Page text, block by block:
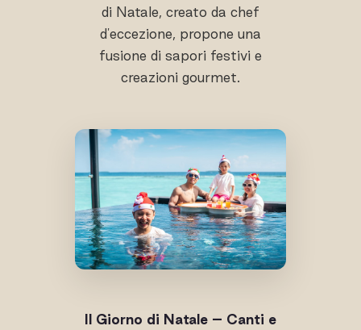
di Natale, creato da chef
d'eccezione, propone una
fusione di sapori festivi e
creazioni gourmet.
Il Giorno di Natale – Canti e